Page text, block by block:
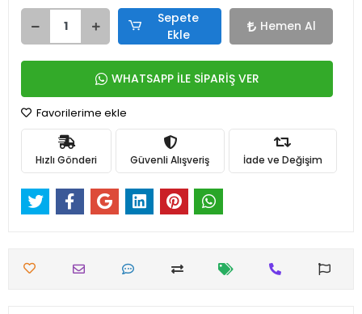
Sepete
Ekle
Hemen Al
WHATSAPP İLE SİPARİŞ VER
Favorilerime ekle
Hızlı Gönderi Güvenli Alışveriş İade ve Değişim